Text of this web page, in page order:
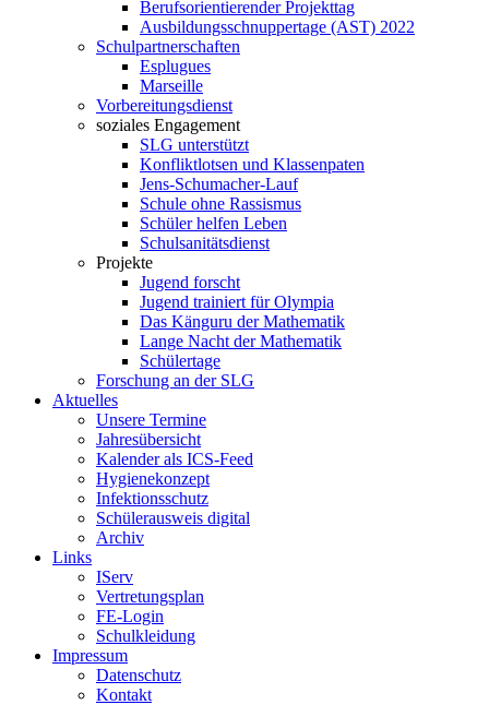
Berufsorientierender Projekttag
Ausbildungsschnuppertage (AST) 2022
Schulpartnerschaften
Esplugues
Marseille
Vorbereitungsdienst
soziales Engagement
SLG unterstützt
Konfliktlotsen und Klassenpaten
Jens-Schumacher-Lauf
Schule ohne Rassismus
Schüler helfen Leben
Schulsanitätsdienst
Projekte
Jugend forscht
Jugend trainiert für Olympia
Das Känguru der Mathematik
Lange Nacht der Mathematik
Schülertage
Forschung an der SLG
Aktuelles
Unsere Termine
Jahresübersicht
Kalender als ICS-Feed
Hygienekonzept
Infektionsschutz
Schülerausweis digital
Archiv
Links
IServ
Vertretungsplan
FE-Login
Schulkleidung
Impressum
Datenschutz
Kontakt